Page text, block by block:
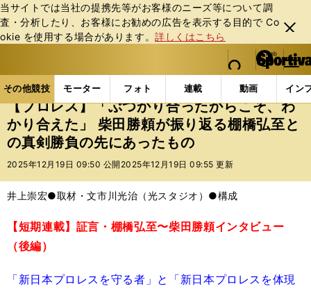
当サイトでは当社の提携先等がお客様のニーズ等について調
査・分析したり、お客様にお勧めの広告を表⽰する⽬的で Co
okie を使⽤する場合があります。詳しくはこちら
閉じ
る
web Sportiva (webスポルティーバ)
検索
マイペ
ー
ジ
メニュ
その他競技 モーター フォト 連載 動画 イン
ス
ポ
ル
テ
ー
バ
その他競技の記事一覧 格闘技 プロレス 【プロ
【プロレス】「ぶつかり合ったからこそ、わ
かり合えた」 柴田勝頼が振り返る棚橋弘至と
の真剣勝負の先にあったもの
2025年12月19日 09:50 公開 2025年12月19日 09:55 更新
井上崇宏●取材・文市川光治（光スタジオ）●構成
【短期連載】証言・棚橋弘至〜柴田勝頼インタビュー
（後編）
「新日本プロレスを守る者」と「新日本プロレスを体現